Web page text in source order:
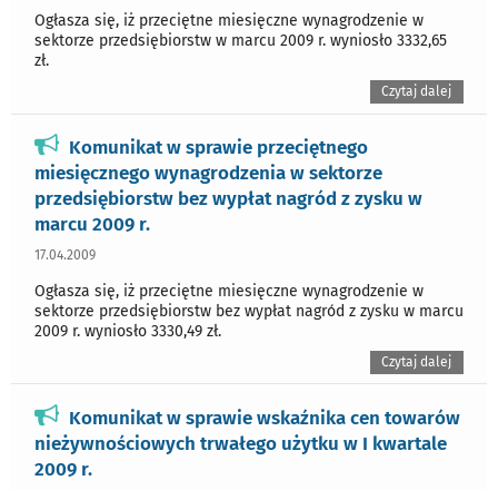
Ogłasza się, iż przeciętne miesięczne wynagrodzenie w
sektorze przedsiębiorstw w marcu 2009 r. wyniosło 3332,65
zł.
Czytaj dalej
Komunikat w sprawie przeciętnego
miesięcznego wynagrodzenia w sektorze
przedsiębiorstw bez wypłat nagród z zysku w
marcu 2009 r.
17.04.2009
Ogłasza się, iż przeciętne miesięczne wynagrodzenie w
sektorze przedsiębiorstw bez wypłat nagród z zysku w marcu
2009 r. wyniosło 3330,49 zł.
Czytaj dalej
Komunikat w sprawie wskaźnika cen towarów
nieżywnościowych trwałego użytku w I kwartale
2009 r.